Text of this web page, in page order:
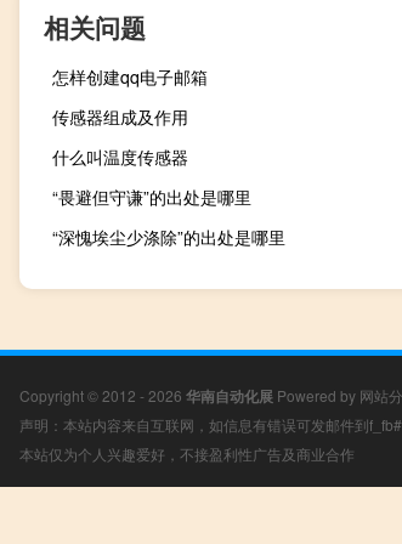
相关问题
怎样创建qq电子邮箱
传感器组成及作用
什么叫温度传感器
“畏避但守谦”的出处是哪里
“深愧埃尘少涤除”的出处是哪里
Copyright © 2012 - 2026 华南自动化展 Powered by 网站
声明：本站内容来自互联网，如信息有错误可发邮件到
本站仅为个人兴趣爱好，不接盈利性广告及商业合作